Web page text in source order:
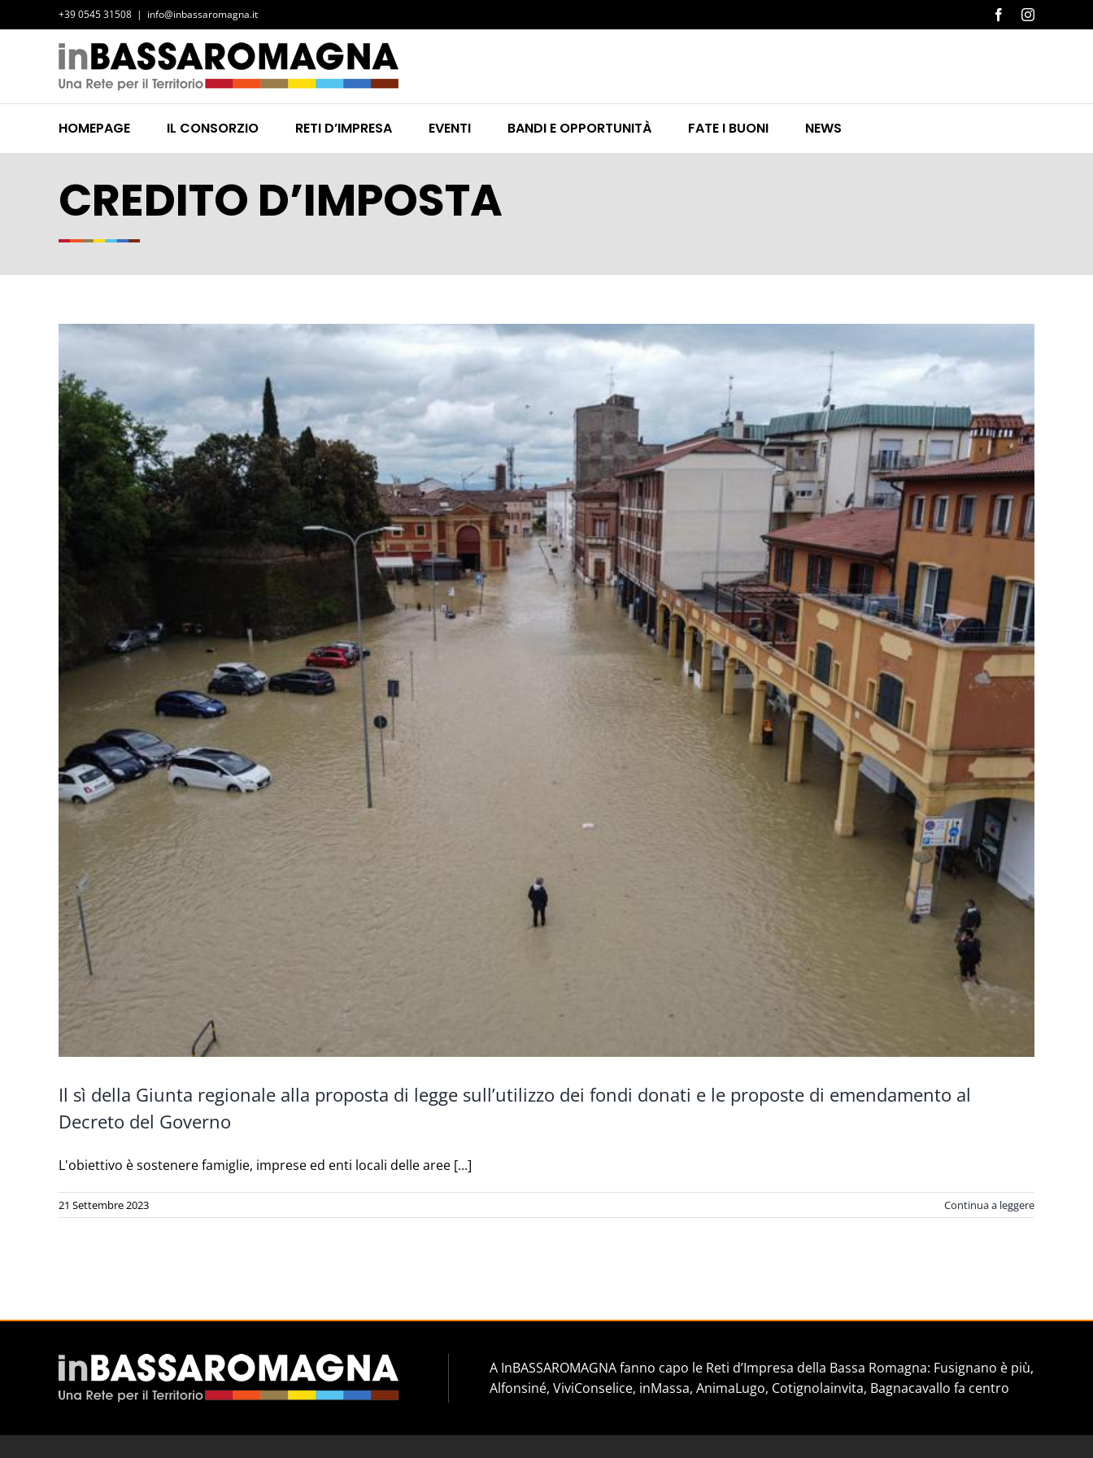
al
contenuto
+39 0545 31508 | info@inbassaromagna.it FacebookInstagram
HOMEPAGE IL CONSORZIO RETI D’IMPRESA EVENTI BANDI E OPPORTUNITÀ FATE I BUONI NEWS
CREDITO D’IMPOSTA
Il sì della Giunta regionale alla proposta di legge sull’utilizzo dei fondi donati e le proposte di emendamento al
Decreto del Governo
L'obiettivo è sostenere famiglie, imprese ed enti locali delle aree [...]
21 Settembre 2023 Continua a leggere
A InBASSAROMAGNA fanno capo le Reti d’Impresa della Bassa Romagna: Fusignano è più,
Alfonsiné, ViviConselice, inMassa, AnimaLugo, Cotignolainvita, Bagnacavallo fa centro